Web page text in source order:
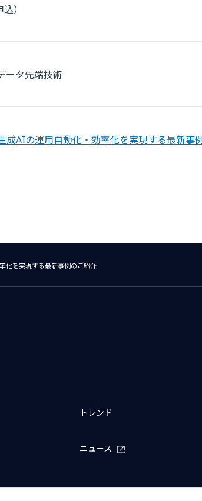
）
ータ先端技術
成AIの運用自動化・効率化を実現する最新事
化を実現する最新事例のご紹介
トレンド
ニュース